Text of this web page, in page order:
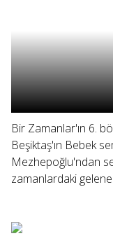
Bir Zamanlar'ın 6.
Beşiktaş'ın Bebek
Mezhepoğlu'ndan
zamanlardaki